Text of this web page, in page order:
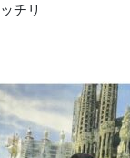
チリ